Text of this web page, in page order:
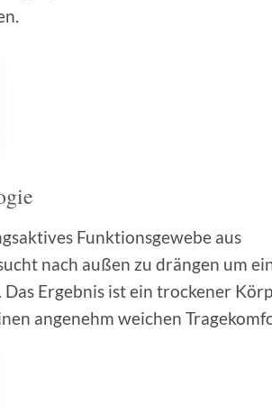
Funktionsgewebe aus
nach außen zu drängen um
Ergebnis ist ein trockener
angenehm weichen